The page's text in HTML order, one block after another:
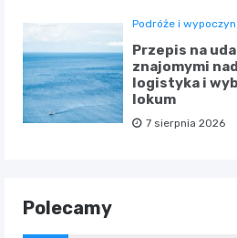
Podróże i
Przepis na
znajomymi
logistyka i
lokum
7 sierpnia 2026
Polecamy